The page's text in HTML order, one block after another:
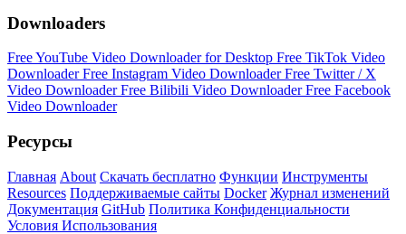
Downloaders
Free YouTube Video Downloader for Desktop Free TikTok Video
DownloaderFree Instagram Video DownloaderFree Twitter / X
Video DownloaderFree Bilibili Video DownloaderFree Facebook
Video Downloader
Ресурсы
Главная About Скачать бесплатно Функции Инструменты
Resources Поддерживаемые сайты Docker Журнал изменений
Документация GitHub Политика Конфиденциальности
Условия Использования